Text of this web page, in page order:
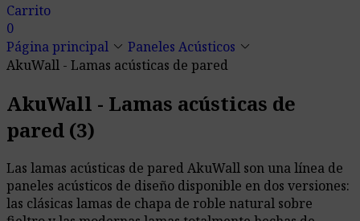
Carrito
0
Página principal keyboard_arrow_down Paneles Acústicos keyboard_arrow_down
AkuWall - Lamas acústicas de pared
AkuWall - Lamas acústicas de
pared (3)
Las lamas acústicas de pared AkuWall son una línea de
paneles acústicos de diseño disponible en dos versiones:
las clásicas lamas de chapa de roble natural sobre